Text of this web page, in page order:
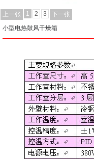
上一张 1 2 3
下一张
小型电热鼓风干燥箱